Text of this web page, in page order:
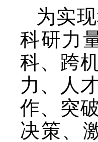
为实
科研力
科、跨
力、人
作、突
决策、